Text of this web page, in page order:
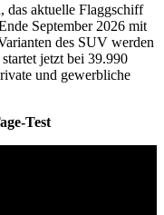
aktuelle Flaggschiff
September 2026 mit
des SUV werden
jetzt bei 39.990
und gewerbliche
Test